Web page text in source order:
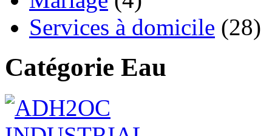
Services à domicile (28)
Catégorie Eau